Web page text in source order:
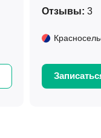
Отзывы: 3